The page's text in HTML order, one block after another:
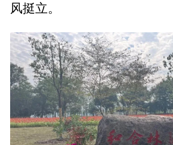
风挺立。